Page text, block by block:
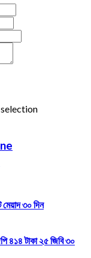
মেয়াদ ৩০ দিন
৪১৪ টাকা ২৫ জিবি ৩০